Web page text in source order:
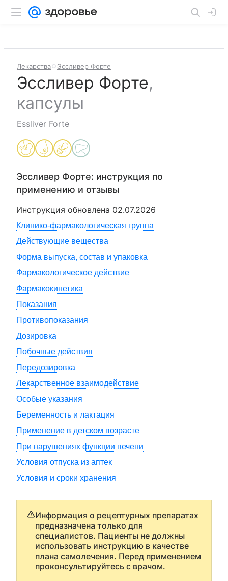
Лекарства Эссливер Форте
Эссливер Форте,
капсулы
Essliver Forte
Эссливер Форте: инструкция по
применению и отзывы
Инструкция обновлена 02.07.2026
Клинико-фармакологическая группа
Действующие вещества
Форма выпуска, состав и упаковка
Фармакологическое действие
Фармакокинетика
Показания
Противопоказания
Дозировка
Побочные действия
Передозировка
Лекарственное взаимодействие
Особые указания
Беременность и лактация
Применение в детском возрасте
При нарушениях функции печени
Условия отпуска из аптек
Условия и сроки хранения
Информация о рецептурных препаратах
предназначена только для
специалистов. Пациенты не должны
использовать инструкцию в качестве
плана самолечения. Перед применением
проконсультируйтесь с врачом.